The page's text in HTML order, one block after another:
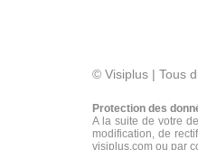
© Visiplus | Tous
Protection des
A la suite de votre
modification, de
visiplus.com ou par